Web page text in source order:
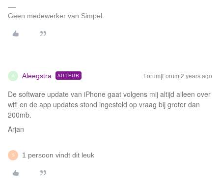
Geen medewerker van Simpel.
A Aleegstra AUTEUR Forum|Forum|2 years ago
De software update van iPhone gaat volgens mij altijd alleen over
wifi en de app updates stond ingesteld op vraag bij groter dan
200mb.
Arjan
S 1 persoon vindt dit leuk